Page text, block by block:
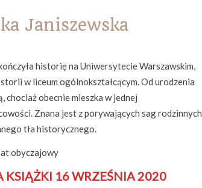
Janiszewska
historię na Uniwersytecie Warszawskim,
w liceum ogólnokształcącym. Od urodzenia
chociaż obecnie mieszka w jednej
Znana jest z porywających sag rodzinnych
tła historycznego.
obyczajowy
KSIĄŻKI 16 WRZEŚNIA 2020